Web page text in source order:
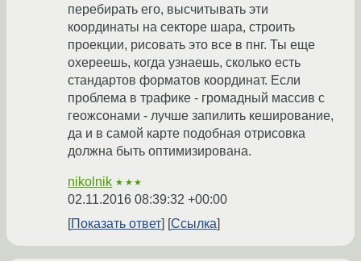
перебирать его, высчитывать эти
координаты на секторе шара, строить
проекции, рисовать это все в пнг. Ты еще
охереешь, когда узнаешь, сколько есть
стандартов форматов координат. Если
проблема в трафике - громадный массив с
геожсонами - лучше запилить кеширование,
да и в самой карте подобная отрисовка
должна быть оптимизирована.
nikolnik ★★★
02.11.2016 08:39:32 +00:00
Показать ответ
Ссылка